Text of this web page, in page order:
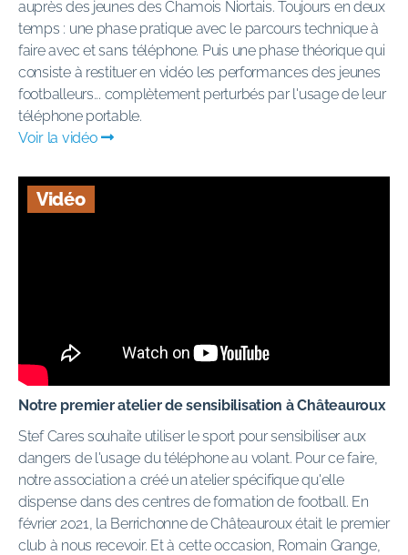
auprès des jeunes des Chamois Niortais. Toujours en deux
temps : une phase pratique avec le parcours technique à
faire avec et sans téléphone. Puis une phase théorique qui
consiste à restituer en vidéo les performances des jeunes
footballeurs... complètement perturbés par l'usage de leur
téléphone portable.
Voir la vidéo
Vidéo
Notre premier atelier de sensibilisation à Châteauroux
Stef Cares souhaite utiliser le sport pour sensibiliser aux
dangers de l'usage du téléphone au volant. Pour ce faire,
notre association a créé un atelier spécifique qu'elle
dispense dans des centres de formation de football. En
février 2021, la Berrichonne de Châteauroux était le premier
club à nous recevoir. Et à cette occasion, Romain Grange,